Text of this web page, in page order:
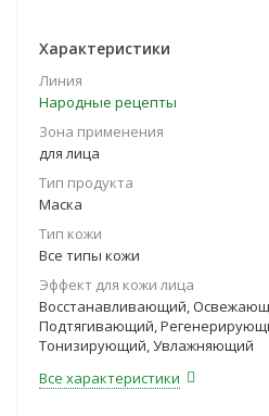
Характеристики
Линия
Народные рецепты
Зона применения
для лица
Тип продукта
Маска
Тип кожи
Все типы кожи
Эффект для кожи лица
Восстанавливающий,
Подтягивающий,
Тонизирующий, Увлажняющий
Все характеристики